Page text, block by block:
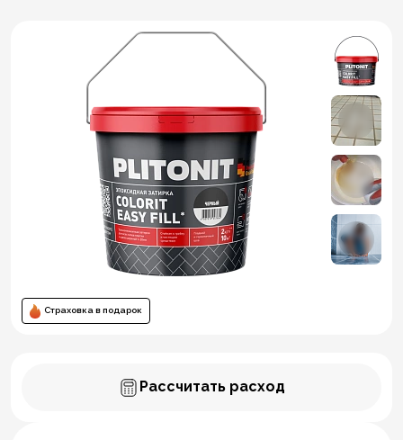
Страховка в подарок
Рассчитать расход